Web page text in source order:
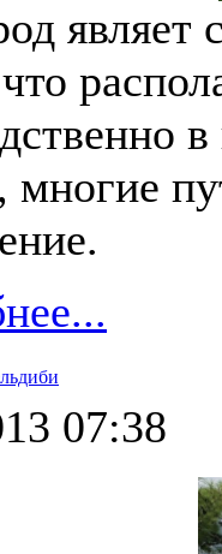
являет
, многие
07:38